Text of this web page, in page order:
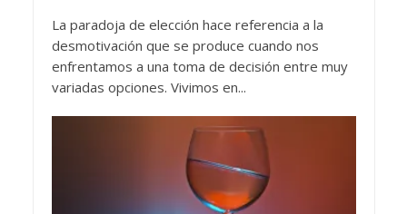
La paradoja de elección hace referencia a la
desmotivación que se produce cuando nos
enfrentamos a una toma de decisión entre muy
variadas opciones. Vivimos en...